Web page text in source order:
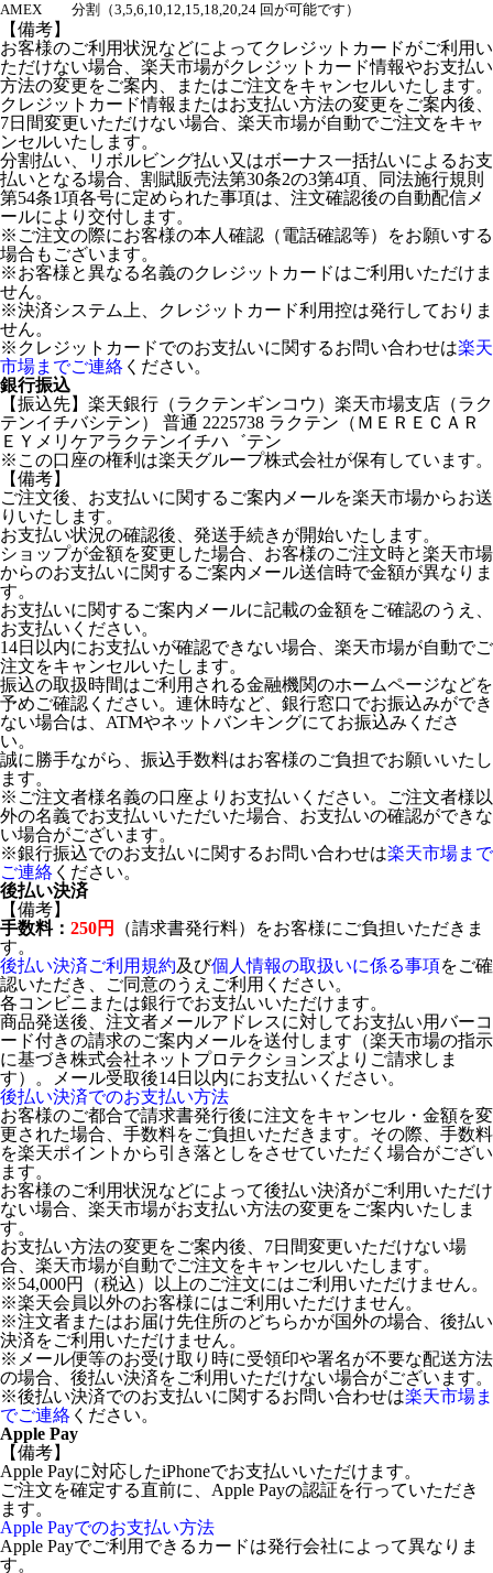
AMEX
分割（3,5,6,10,12,15,18,20,24 回が可能です）
【備考】
お客様のご利用状況などによってクレジットカードがご利用い
ただけない場合、楽天市場がクレジットカード情報やお支払い
方法の変更をご案内、またはご注文をキャンセルいたします。
クレジットカード情報またはお支払い方法の変更をご案内後、
7日間変更いただけない場合、楽天市場が自動でご注文をキャ
ンセルいたします。
分割払い、リボルビング払い又はボーナス一括払いによるお支
払いとなる場合、割賦販売法第30条2の3第4項、同法施行規則
第54条1項各号に定められた事項は、注文確認後の自動配信メ
ールにより交付します。
※ご注文の際にお客様の本人確認（電話確認等）をお願いする
場合もございます。
※お客様と異なる名義のクレジットカードはご利用いただけま
せん。
※決済システム上、クレジットカード利用控は発行しておりま
せん。
※クレジットカードでのお支払いに関するお問い合わせは楽天
市場までご連絡 ください。
銀行振込
【振込先】楽天銀行（ラクテンギンコウ）楽天市場支店（ラク
テンイチバシテン） 普通 2225738 ラクテン（ＭＥＲＥＣＡＲ
ＥＹメリケアラクテンイチハ゛テン
※この口座の権利は楽天グループ株式会社が保有しています。
【備考】
ご注文後、お支払いに関するご案内メールを楽天市場からお送
りいたします。
お支払い状況の確認後、発送手続きが開始いたします。
ショップが金額を変更した場合、お客様のご注文時と楽天市場
からのお支払いに関するご案内メール送信時で金額が異なりま
す。
お支払いに関するご案内メールに記載の金額をご確認のうえ、
お支払いください。
14日以内にお支払いが確認できない場合、楽天市場が自動でご
注文をキャンセルいたします。
振込の取扱時間はご利用される金融機関のホームページなどを
予めご確認ください。連休時など、銀行窓口でお振込みができ
ない場合は、ATMやネットバンキングにてお振込みくださ
い。
誠に勝手ながら、振込手数料はお客様のご負担でお願いいたし
ます。
※ご注文者様名義の口座よりお支払いください。ご注文者様以
外の名義でお支払いいただいた場合、お支払いの確認ができな
い場合がございます。
※銀行振込でのお支払いに関するお問い合わせは楽天市場まで
ご連絡 ください。
後払い決済
【備考】
手数料： 250円
（請求書発行料）をお客様にご負担いただきま
す。
後払い決済ご利用規約及び個人情報の取扱いに係る事項をご確
認いただき、ご同意のうえご利用ください。
各コンビニまたは銀行でお支払いいただけます。
商品発送後、注文者メールアドレスに対してお支払い用バーコ
ード付きの請求のご案内メールを送付します（楽天市場の指示
に基づき株式会社ネットプロテクションズよりご請求しま
す）。メール受取後14日以内にお支払いください。
後払い決済でのお支払い方法
お客様のご都合で請求書発行後に注文をキャンセル・金額を変
更された場合、手数料をご負担いただきます。その際、手数料
を楽天ポイントから引き落としをさせていただく場合がござい
ます。
お客様のご利用状況などによって後払い決済がご利用いただけ
ない場合、楽天市場がお支払い方法の変更をご案内いたしま
す。
お支払い方法の変更をご案内後、7日間変更いただけない場
合、楽天市場が自動でご注文をキャンセルいたします。
※54,000円（税込）以上のご注文にはご利用いただけません。
※楽天会員以外のお客様にはご利用いただけません。
※注文者またはお届け先住所のどちらかが国外の場合、後払い
決済をご利用いただけません。
※メール便等のお受け取り時に受領印や署名が不要な配送方法
の場合、後払い決済をご利用いただけない場合がございます。
※後払い決済でのお支払いに関するお問い合わせは楽天市場ま
でご連絡 ください。
Apple Pay
【備考】
Apple Payに対応したiPhoneでお支払いいただけます。
ご注文を確定する直前に、Apple Payの認証を行っていただき
ます。
Apple Payでのお支払い方法
Apple Payでご利用できるカードは発行会社によって異なりま
す。